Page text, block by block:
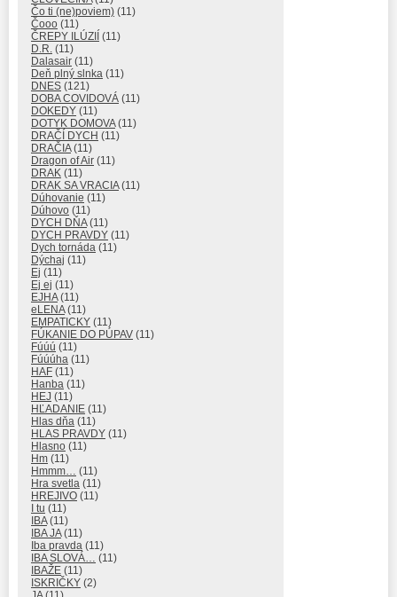
Čo ti (ne)poviem) (11)
Čooo (11)
ČREPY ILÚZIÍ (11)
D.R. (11)
Dalasair (11)
Deň plný slnka (11)
DNES (121)
DOBA COVIDOVÁ (11)
DOKEDY (11)
DOTYK DOMOVA(11)
DRAČÍ DYCH (11)
DRAČIA(11)
Dragon of Air (11)
DRAK (11)
DRAK SA VRACIA(11)
Dúhovanie (11)
Dúhovo (11)
DYCH DŇA(11)
DYCH PRAVDY (11)
Dych tornáda (11)
Dýchaj (11)
Ej (11)
Ej ej (11)
EJHA(11)
eLENA(11)
EMPATICKY (11)
FÚKANIE DO PÚPAV (11)
Fúúú (11)
Fúúúha (11)
HAF (11)
Hanba (11)
HEJ (11)
HĽADANIE (11)
Hlas dňa (11)
HLAS PRAVDY (11)
Hlasno (11)
Hm (11)
Hmmm…
(11)
Hra svetla (11)
HREJIVO (11)
I tu (11)
IBA(11)
IBA JA(11)
Iba pravda (11)
IBA SLOVÁ…
(11)
IBAŽE (11)
ISKRIČKY (2)